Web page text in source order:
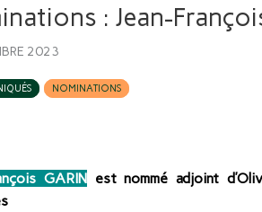
: Jean-
2023
NOMINATIONS
GARIN est nommé adjoint